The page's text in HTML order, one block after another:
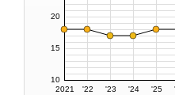
2021 '22 '23 '24 '25
10
15
20